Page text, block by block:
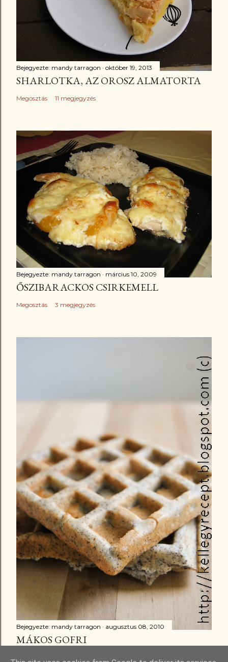
Bejegyezte: mandy tarragon október 19, 2013
SHARLOTKA, AZ OROSZ ALMATORTA
Megosztás 11 megjegyzés
Bejegyezte: mandy tarragon március 10, 2009
ŐSZIBARACKOS CSIRKEMELL
Megosztás 3 megjegyzés
Bejegyezte: mandy tarragon augusztus 08, 2010
MÁKOS GOFRI